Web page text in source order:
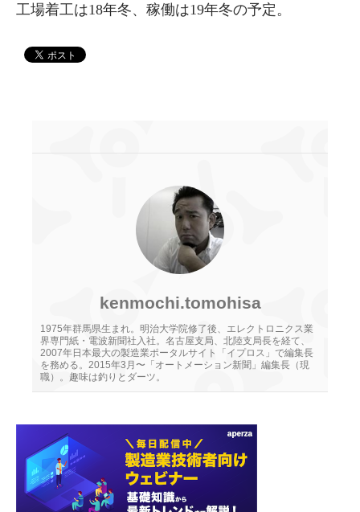
工場着工は18年冬、稼働は19年冬の予定。
kenmochi.tomohisa
1975年群馬県生まれ。明治大学院修了後、エレクトロニクス業
界専門紙・電波新聞社入社。名古屋支局、北陸支局長を経て、
2007年日本最大の製造業ポータルサイト「イプロス」で編集長
を務める。2015年3月〜「オートメーション新聞」編集長（現
職）。趣味は釣りとダーツ。